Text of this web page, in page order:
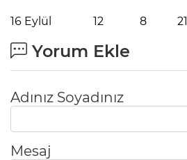
16 Eylül 12 8 21
Yorum Ekle
Adınız Soyadınız
Mesaj